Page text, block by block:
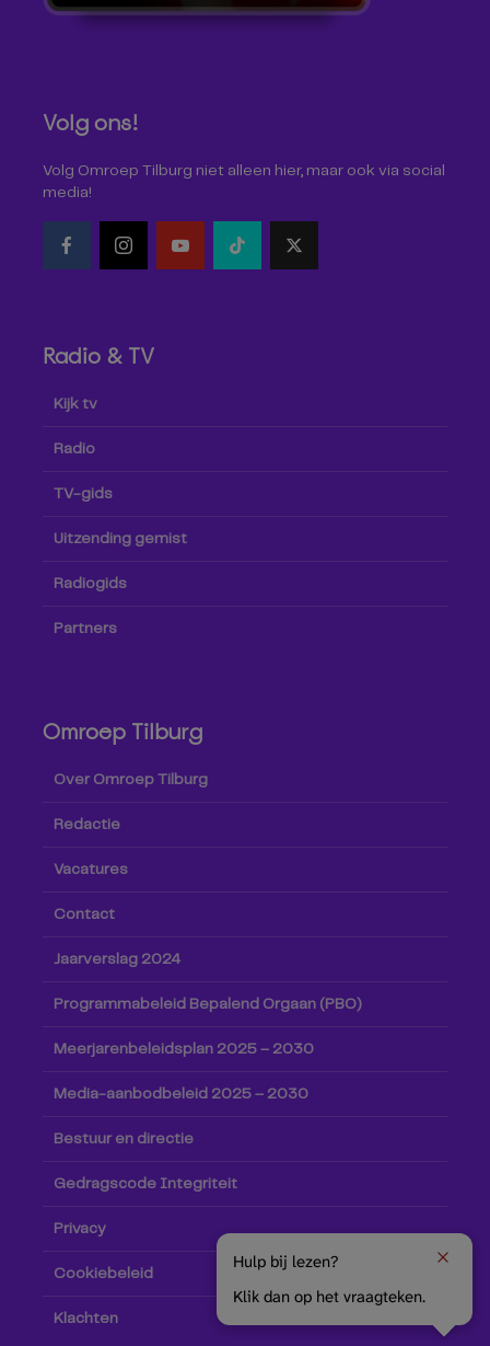
Volg ons!
Volg Omroep Tilburg niet alleen hier, maar ook via social
media!
Radio & TV
Kijk tv
Radio
TV-gids
Uitzending gemist
Radiogids
Partners
Omroep Tilburg
Over Omroep Tilburg
Redactie
Vacatures
Contact
Jaarverslag 2024
Programmabeleid Bepalend Orgaan (PBO)
Meerjarenbeleidsplan 2025 – 2030
Media-aanbodbeleid 2025 – 2030
Bestuur en directie
Gedragscode Integriteit
Privacy
Cookiebeleid
Klachten
Hulp bij lezen?
Klik dan op het vraagteken.